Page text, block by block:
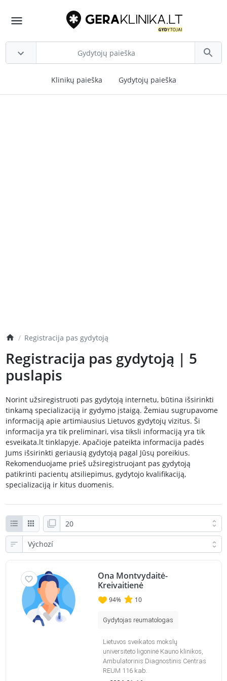
Klinikų paieška Gydytojų paieška
Registracija pas gydytoją
Registracija pas gydytoją | 5
puslapis
Norint užsiregistruoti pas gydytoją internetu, būtina išsirinkti
tinkamą specializaciją ir gydymo įstaigą. Žemiau sugrupavome
informaciją apie artimiausius Lietuvos gydytojų vizitus. Ši
informacija yra tik preliminari, visa tiksli informaciją yra tik
esveikata.lt tinklapyje. Apačioje pateikta informacija padės
Jums išsirinkti geriausią gydytoją pagal Jūsų poreikius.
Rekomenduojame prieš užsiregistruojant pas gydytoją
patikrinti pacientų atsiliepimus, gydytojo kvalifikaciją,
specializaciją ir kitus duomenis.
Ona Montvydaitė-
Kreivaitienė
94% 10
Gydytojas reumatologas
Lietuvos sveikatos mokslų
universiteto ligoninė Kauno klinikos,
Ambulatorinis Diagnostinis Centras
REUM 116 kab.